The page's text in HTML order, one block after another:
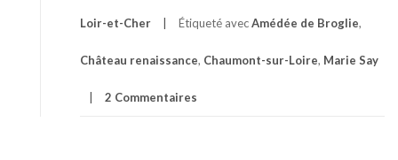
Loir-et-Cher Étiqueté avecAmédée de Broglie,
Château renaissance, Chaumont-sur-Loire, Marie Say
2 Commentaires